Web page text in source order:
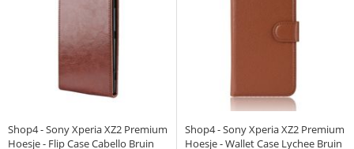
Shop4 - Sony Xperia XZ2 Premium
Hoesje - Flip Case Cabello Bruin
Shop4 - Sony Xperia XZ2 Premium
Hoesje - Wallet Case Lychee Bruin